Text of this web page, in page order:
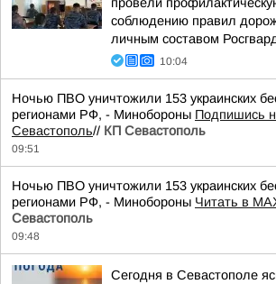
провели
соблюдению правил
личным составом
10:04
Ночью ПВО уничтожили 153 украинских
регионами РФ, - Минобороны Подпишись
Севастополь// КП Севастополь
09:51
Ночью ПВО уничтожили 153 украинских
регионами РФ, - Минобороны Читать в
Севастополь
09:48
Сегодня в Севастополе